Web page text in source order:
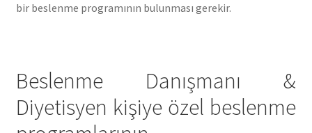
bir beslenme programının bulunması gerekir.
Beslenme Danışmanı &
Diyetisyen kişiye özel beslenme